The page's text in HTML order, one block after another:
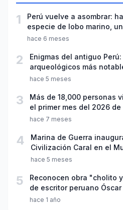
1
Perú vuelve a asombrar:
especie de lobo marino,
hace 6 meses
2
Enigmas del antiguo
arqueológicos más
hace 5 meses
3
Más de 18,000 personas
el primer mes del 2026
hace 7 meses
4
Marina de Guerra
Civilización Caral en el
hace 5 meses
5
Reconocen obra "cholito
de escritor peruano
hace 1 año